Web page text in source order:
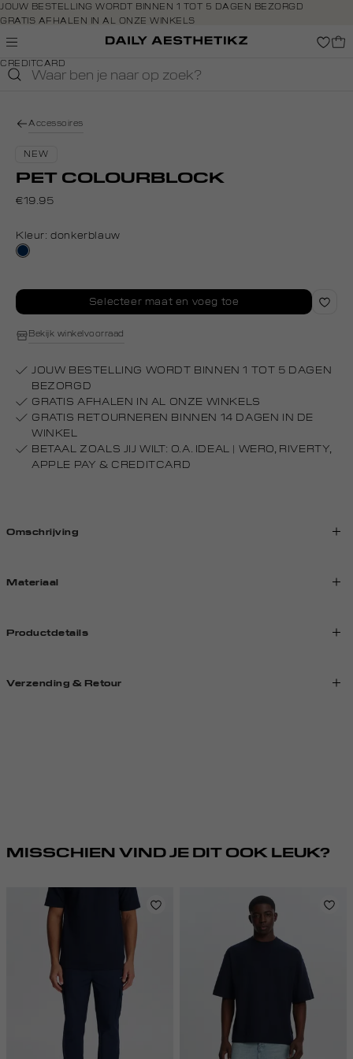
Navigeer
direct naar
de
Open de
direct
footer
JOUW BESTELLING WORDT BINNEN 1 TOT 5 DAGEN BEZORGD
GRATIS AFHALEN IN AL ONZE WINKELS
GRATIS RETOURNEREN BINNEN 14 DAGEN IN DE WINKEL
BETAAL ZOALS JIJ WILT: O.A. IDEAL, RIVERTY, APPLE PAY &
CREDITCARD
Accessoires
NEW
PET COLOURBLOCK
€19.95
Kleur:donkerblauw
donkerblauw
Selecteer maat en voeg toe
Bekijk winkelvoorraad
JOUW BESTELLING WORDT BINNEN 1 TOT 5 DAGEN
BEZORGD
GRATIS AFHALEN IN AL ONZE WINKELS
GRATIS RETOURNEREN BINNEN 14 DAGEN IN DE
WINKEL
BETAAL ZOALS JIJ WILT: O.A. IDEAL | WERO, RIVERTY,
APPLE PAY & CREDITCARD
Omschrijving
Materiaal
Productdetails
Verzending & Retour
MISSCHIEN VIND JE DIT OOK LEUK?